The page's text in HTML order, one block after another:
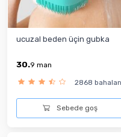
ucuzal beden üçin gubka
30.9 man
2868
Sebede goş